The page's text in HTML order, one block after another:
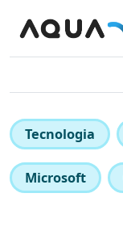
Tecnologia
Microsoft